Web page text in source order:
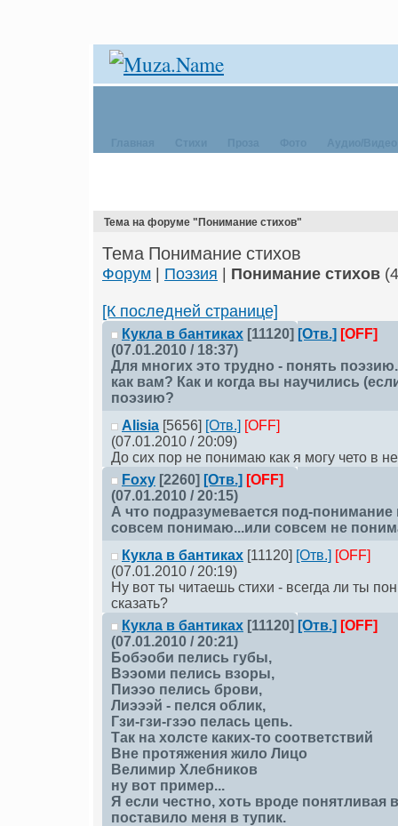
Тема на форуме "Понимание стихов"
Тема Понимание стихов
Форум Поэзия Понимание стихов
[К последней странице]
Кукла в бантиках [11120] [Отв.] [OFF]
(07.01.2010 / 18:37)
Для многих это трудно - понять
как вам? Как и когда вы научились
поэзию?
Alisia [5656] [Отв.] [OFF]
(07.01.2010 / 20:09)
До сих пор не понимаю как я могу чето в
Foxy [2260] [Отв.] [OFF]
(07.01.2010 / 20:15)
А что подразумевается под-понимание
совсем понимаю...или совсем не
Кукла в бантиках [11120] [Отв.] [OFF]
(07.01.2010 / 20:19)
Ну вот ты читаешь стихи - всегда ли ты
сказать?
Кукла в бантиках [11120] [Отв.] [OFF]
(07.01.2010 / 20:21)
Бобэоби пелись губы,
Вээоми пелись взоры,
Пиээо пелись брови,
Лиэээй - пелся облик,
Гзи-гзи-гзэо пелась цепь.
Так на холсте каких-то соответствий
Вне протяжения жило Лицо
Велимир Хлебников
ну вот пример...
Я если честно, хоть вроде понятливая
поставило меня в тупик.